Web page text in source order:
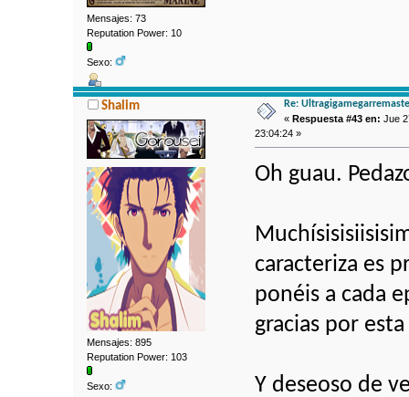
Mensajes: 73
Reputation Power: 10
Sexo:
Shalim
Mensajes: 895
Reputation Power: 103
Sexo:
Re:
«Respuesta #43 en: Jue
23:04:24 »
Oh guau.
caracteriza es
ponéis a cada
gracias por
Y deseoso de